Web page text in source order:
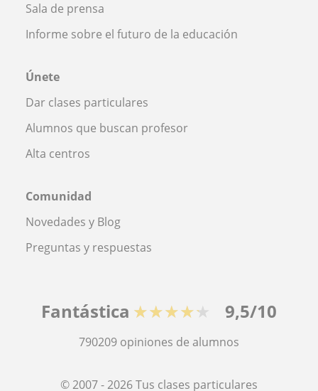
Sala de prensa
Informe sobre el futuro de la educación
Únete
Dar clases particulares
Alumnos que buscan profesor
Alta centros
Comunidad
Novedades y Blog
Preguntas y respuestas
Fantástica ★★★★★ 9,5/10
790209 opiniones de alumnos
© 2007 - 2026 Tus clases particulares